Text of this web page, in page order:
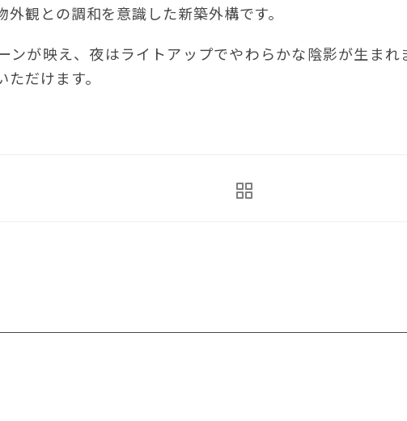
外観との調和を意識した新築外構です。
ンが映え、夜はライトアップでやわらかな陰影が生まれ
だけます。